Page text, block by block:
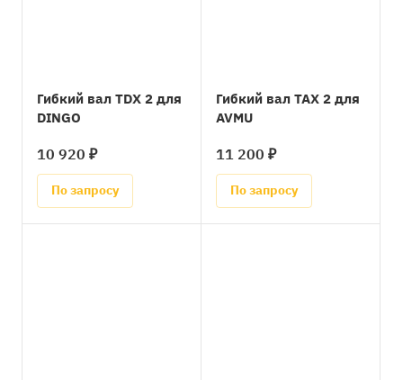
Гибкий вал TDX 2 для
DINGO
10 920 ₽
По запросу
Гибкий вал TAX 2 для
AVMU
11 200 ₽
По запросу